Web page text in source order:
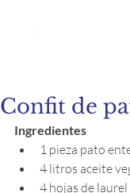
Confit de
Ingredientes
1 pieza pato
4 litros aceite
4 hojas de laurel